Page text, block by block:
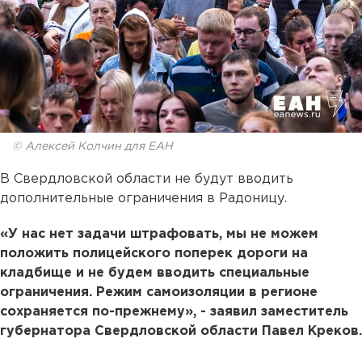
© Алексей Колчин для ЕАН
В Свердловской области не будут вводить
дополнительные ограничения в Радоницу.
«У нас нет задачи штрафовать, мы не можем
положить полицейского поперек дороги на
кладбище и не будем вводить специальные
ограничения. Режим самоизоляции в регионе
сохраняется по-прежнему», - заявил заместитель
губернатора Свердловской области Павел Креков.